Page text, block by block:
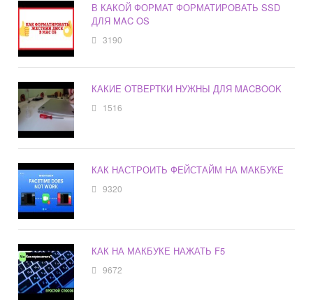
В КАКОЙ ФОРМАТ ФОРМАТИРОВАТЬ SSD
ДЛЯ MAC OS
3190
КАКИЕ ОТВЕРТКИ НУЖНЫ ДЛЯ MACBOOK
1516
КАК НАСТРОИТЬ ФЕЙСТАЙМ НА МАКБУКЕ
9320
КАК НА МАКБУКЕ НАЖАТЬ F5
9672